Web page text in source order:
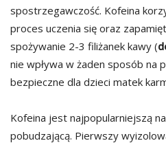
spostrzegawczość. Kofeina
proces uczenia się oraz
spożywanie 2-3 filiżanek kawy (
nie wpływa w żaden sposób na
bezpieczne dla dzieci matek
Kofeina jest najpopularniejszą
pobudzającą. Pierwszy